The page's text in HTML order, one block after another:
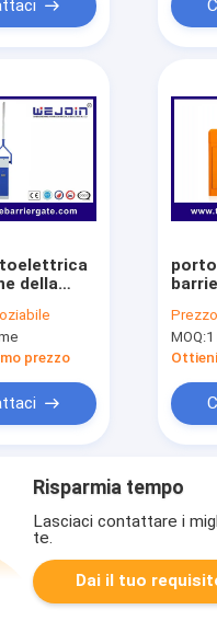
della
del
6m
prezzo
6m
MOQ:
Risparmia tempo
Lasciaci contattare i
te.
Dai il tuo